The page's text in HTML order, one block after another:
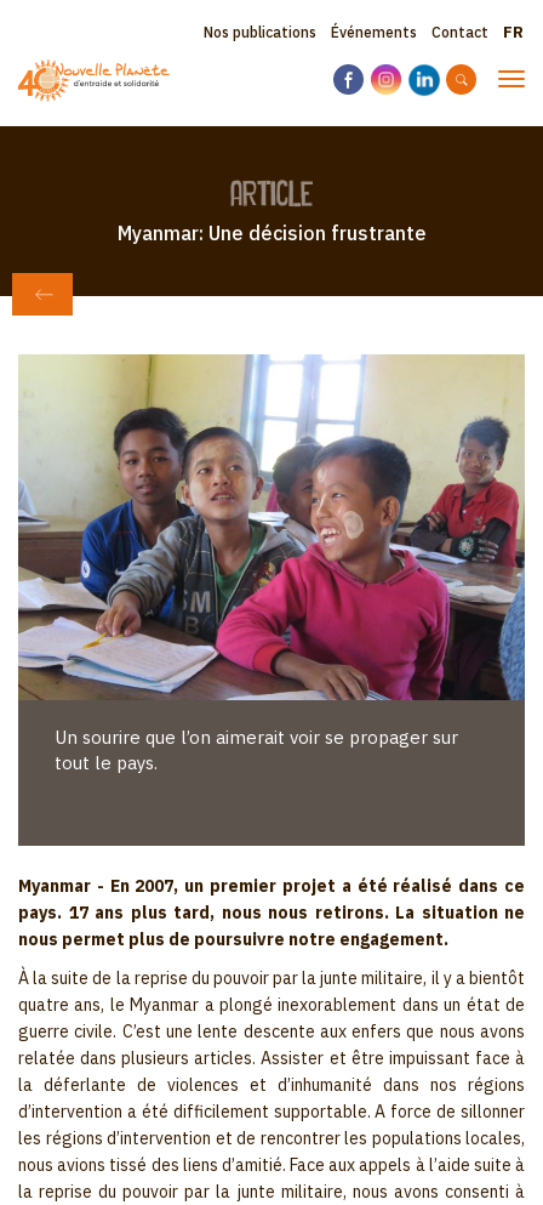
contenu
principal
Topbar
Nos publications Événements Contact
article
Myanmar: Une décision frustrante
Un sourire que l’on aimerait voir se propager sur
tout le pays.
Myanmar - En 2007, un premier projet a été réalisé dans ce
pays. 17 ans plus tard, nous nous retirons. La situation ne
nous permet plus de poursuivre notre engagement.
À la suite de la reprise du pouvoir par la junte militaire, il y a bientôt
quatre ans, le Myanmar a plongé inexorablement dans un état de
guerre civile. C’est une lente descente aux enfers que nous avons
relatée dans plusieurs articles. Assister et être impuissant face à
la déferlante de violences et d’inhumanité dans nos régions
d’intervention a été difficilement supportable. A force de sillonner
les régions d’intervention et de rencontrer les populations locales,
nous avions tissé des liens d’amitié. Face aux appels à l’aide suite à
la reprise du pouvoir par la junte militaire, nous avons consenti à